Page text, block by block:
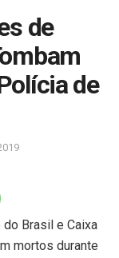
de
de
Brasil e Caixa
mortos durante